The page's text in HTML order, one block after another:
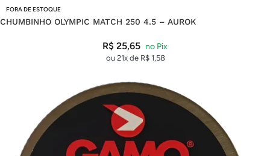
FORA DE ESTOQUE
CHUMBINHO OLYMPIC MATCH 250 4.5 – AUROK
R$ 25,65
ou 21x de R$1,58